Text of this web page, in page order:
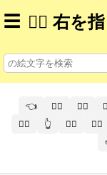
☰ 👉🏽 右を
👈 👈🏻 👈🏼
👉🏿
👆 👆🏻 👆🏼